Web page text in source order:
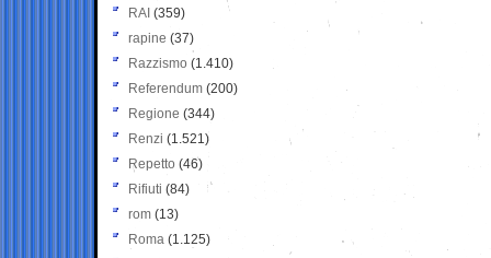
RAI (359)
rapine (37)
Razzismo (1.410)
Referendum (200)
Regione (344)
Renzi (1.521)
Repetto (46)
Rifiuti (84)
rom (13)
Roma (1.125)